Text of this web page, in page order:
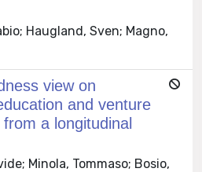
Haugland, Sven; Magno,
view on
and venture
a longitudinal
Minola, Tommaso; Bosio,